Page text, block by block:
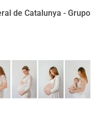
de Catalunya - Grupo